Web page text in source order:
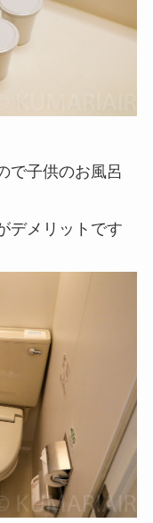
で子供のお風呂
デメリットです